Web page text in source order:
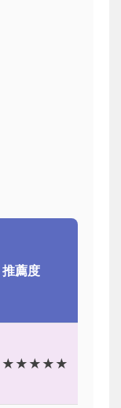
推薦度
★★★★★